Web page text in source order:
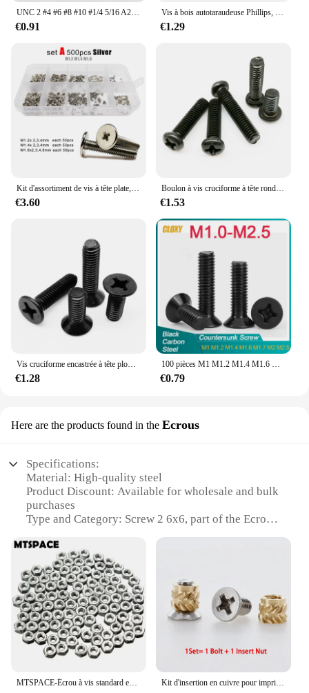
UNC 2 #4 #6 #8 #10 #1/4 5/16 A2-70 Vis à six pans creux à tête ronde en acier inoxydable Boulons Allen à tête ronde
€0.91
Vis à bois autotaraudeuse Phillips, acier inoxydable 304 A2, tête plombée, seau plat, M2, M2.2, M2.9, M3.5, MBaltimore, M4.8, M5.5, M6.3, 10 pièces, 50 pièces
€1.29
Kit d'assortiment de vis à tête plate, 500/750 pièces, M1.2, M1.4, M1.6, M2, M3, Mini, Phillips, pour ordinateur portable, téléphone, jeu de lunettes
€3.60
Boulon à vis cruciforme à tête ronde Phillips encastrés, acier au carbone noir GB818, M2, M2.5, M3, 50 pièces, 100 pièces
€1.53
Vis cruciforme encastrée à tête plombée, acier au carbone noir, seau plat cruciforme, 2,2 cruciforme, Dallas, GB819, M1.2, M1.4, M1.6, M2, M2.5, M3, 50 pièces, 100 pièces, 200 pièces
€1.28
100 pièces M1 M1.2 M1.4 M1.6 m1.7 M2 M2.5 Mini vis à tête plate en acier noir cruciforme à tête fraisée
€0.79
Here are the products found in the Ecrous
Specifications:
Material: High-quality steel
Product Discount: Available for wholesale and bulk
purchases
Type and Category: Screw 2 6x6, part of the Ecrous
Design and Style: Durable and functional, designed
for longevity
Usage and Purpose: Ideal for various applications
requiring a secure fastening
Shape or Size or Weight or Quantity: 6x6
dimensions, with multiple sets available for sale
Features:
**Durable and Reliable Construction**
Crafted from robust steel, the screw 2 6x6 Ecrous is
designed to withstand the rigors of everyday use. Its
MTSPACE-Écrou à vis standard en acier au carbone galvanisé, bonne qualité, 2mm de diamètre, 2 kg, 100 pièces par jeu Kit d'insertion en cuivre pour imprimante 3D, 1948, vis, boulons, gélatine moletée, thermofusible, ordinateur portable, Kg, M2, M2.5, M3, M5, M6